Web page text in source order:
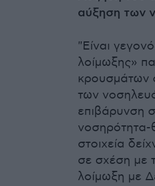
αύξηση των
"Είναι
λοίμωξης»
κρουσμάτων
των
επιβάρυνση
νοσηρότητα-
στοιχεία
σε σχέση με
λοίμωξη με